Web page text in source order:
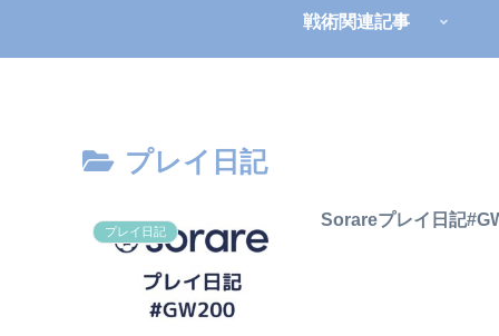
戦術関連記事
プレイ日記
プレイ日記
Sorareプレイ日記